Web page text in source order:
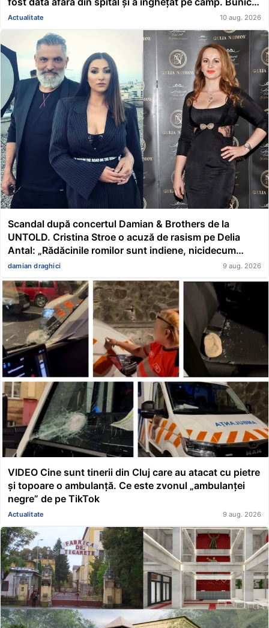
a murit de hepatită C. Nu avea de unde să o ia decât în
urma unui act medical”
Actualitate 10 aug. 2026
Scandal după concertul Damian & Brothers de la
UNTOLD. Cristina Stroe o acuză de rasism pe Delia
Antal: „Rădăcinile romilor sunt indiene, nicidecum
românești”
damian draghici 9 aug. 2026
VIDEO Cine sunt tinerii din Cluj care au atacat cu pietre
și topoare o ambulanță. Ce este zvonul „ambulanței
negre” de pe TikTok
Actualitate 9 aug. 2026